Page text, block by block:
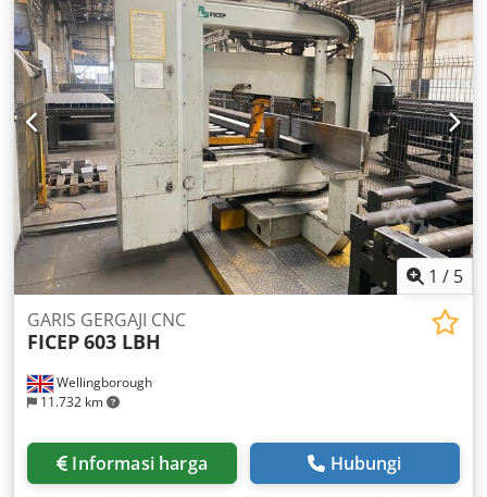
Lihat foto
1 / 5
Wellingborough
11.732 km
GARIS GERGAJI CNC
FICEP603 LBH
Informasi harga Hubungi